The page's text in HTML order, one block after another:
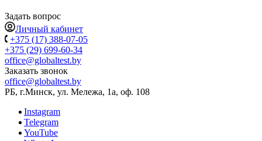
Задать вопрос
Личный кабинет
+375 (17) 388-07-05
+375 (29) 699-60-34
office@globaltest.by
Заказать звонок
office@globaltest.by
РБ, г.Минск, ул. Мележа, 1а, оф. 108
Instagram
Telegram
YouTube